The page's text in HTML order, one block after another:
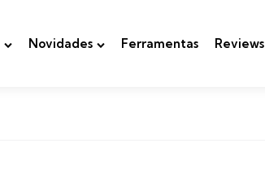
Novidades Ferramentas Reviews